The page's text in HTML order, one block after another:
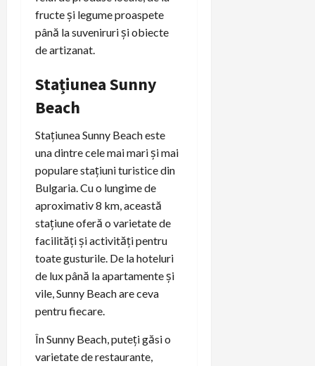
fructe și legume proaspete
până la suveniruri și obiecte
de artizanat.
Stațiunea Sunny
Beach
Stațiunea Sunny Beach este
una dintre cele mai mari și mai
populare stațiuni turistice din
Bulgaria. Cu o lungime de
aproximativ 8 km, această
stațiune oferă o varietate de
facilități și activități pentru
toate gusturile. De la hoteluri
de lux până la apartamente și
vile, Sunny Beach are ceva
pentru fiecare.
În Sunny Beach, puteți găsi o
varietate de restaurante,